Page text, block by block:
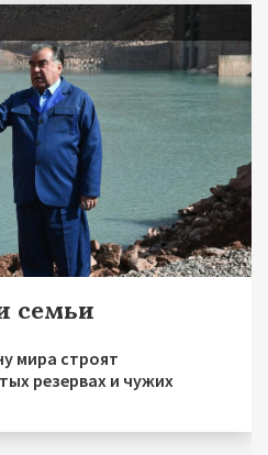
семьи
мира строят
резервах и чужих